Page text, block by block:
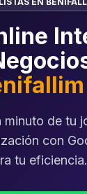
minuto de tu
con
tu eficiencia.